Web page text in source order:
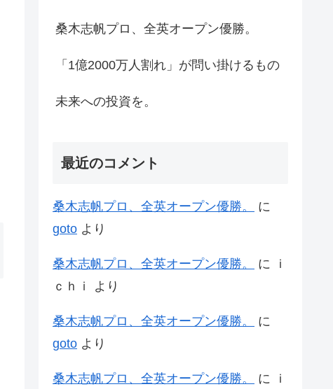
桑木志帆プロ、全英オープン優勝。
「1億2000万人割れ」が問い掛けるもの
未来への投資を。
最近のコメント
桑木志帆プロ、全英オープン優勝。
に
goto より
桑木志帆プロ、全英オープン優勝。 に
ｉ
ｃｈｉ
より
桑木志帆プロ、全英オープン優勝。
に
goto より
桑木志帆プロ、全英オープン優勝。 に
ｉ